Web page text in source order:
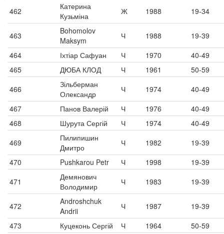
462
Катерина
Кузьміна
Ж 1988 19-34
463
Bohomolov
Maksym
Ч 1988
19-39
464
Іхтіар Сафуан Ч 1970
40-49
465
ДЮБА КЛОД Ч 1961
50-59
466
Зільберман
Олександр
Ч 1974
40-49
467
Панов Валерій Ч 1976
40-49
468
Шурута Сергій Ч 1974
40-49
469
Пилипишин
Дмитро
Ч 1982
19-39
470
Pushkarou Petr Ч 1998
19-39
471
Демянович
Володимир
Ч 1983 19-39
472
Androshchuk
Andrii
Ч 1987
19-39
473
Куцеконь Сергій Ч 1964
50-59